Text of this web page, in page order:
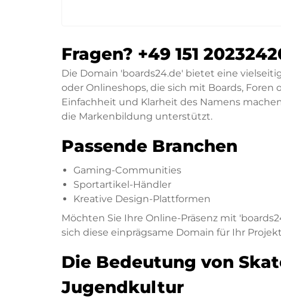
Fragen? +49 151
Die Domain 'boards24.de' bietet eine
oder Onlineshops, die sich mit Boards,
Einfachheit und Klarheit des Namens
die Markenbildung unterstützt.
Passende Branchen
Gaming-Communities
Sportartikel-Händler
Kreative Design-Plattformen
Möchten Sie Ihre Online-Präsenz mit
sich diese einprägsame Domain für Ihr
Die Bedeutung von
Jugendkultur